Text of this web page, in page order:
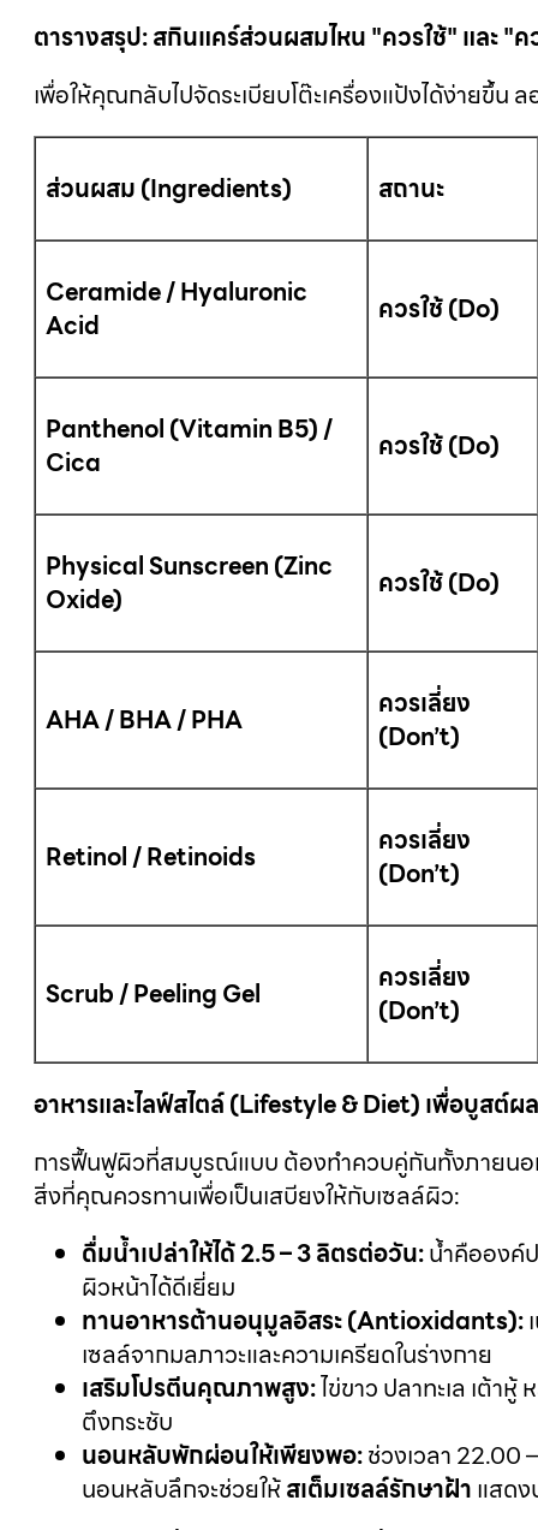
ตารางสรุป: สกินแคร์ส่วนผสมไหน "ควรใช้" และ "
เพื่อให้คุณกลับไปจัดระเบียบโต๊ะเครื่องแป้งได้ง่ายขึ้น
ส่วนผสม (Ingredients) สถานะ
Ceramide / Hyaluronic
Acid
ควรใช้ (Do)
Panthenol (Vitamin B5) /
Cica
ควรใช้ (Do)
Physical Sunscreen (Zinc
Oxide)
ควรใช้ (Do)
AHA / BHA / PHA
ควรเลี่ยง
(Don’t)
Retinol / Retinoids
ควรเลี่ยง
(Don’t)
Scrub / Peeling Gel
ควรเลี่ยง
(Don’t)
อาหารและไลฟ์สไตล์ (Lifestyle & Diet) เพื่อบูสต์ผ
การฟื้นฟูผิวที่สมบูรณ์แบบ ต้องทำควบคู่กันทั้งภายนอก
สิ่งที่คุณควรทานเพื่อเป็นเสบียงให้กับเซลล์ผิว:
ดื่มน้ำเปล่าให้ได้2.5 – 3 ลิตรต่อวัน:น้ำคือองค์
ผิวหน้าได้ดีเยี่ยม
ทานอาหารต้านอนุมูลอิสระ (Antioxidants):
เซลล์จากมลภาวะและความเครียดในร่างกาย
เสริมโปรตีนคุณภาพสูง:ไข่ขาว ปลาทะเล เต้า
ตึงกระชับ
นอนหลับพักผ่อนให้เพียงพอ:ช่วงเวลา
นอนหลับลึกจะช่วยให้สเต็มเซลล์รักษาฝ้าแสด